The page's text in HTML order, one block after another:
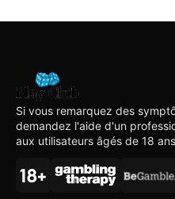
Si vous remarquez des
demandez l'aide d'un
aux utilisateurs âgés de 18